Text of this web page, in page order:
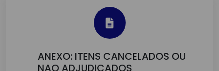
ANEXO: ITENS CANCELADOS OU
NAO ADJUDICADOS